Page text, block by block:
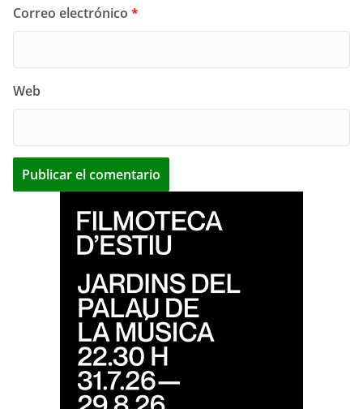
Correo electrónico *
Web